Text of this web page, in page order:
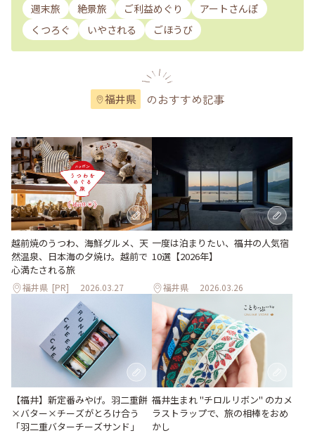
週末旅 絶景旅 ご利益めぐり
アートさんぽ
くつろぐ
いやされる ごほうび
福井県 のおすすめ記事
越前焼のうつわ、海鮮グルメ、天
然温泉、日本海の夕焼け。越前で
心満たされる旅
福井県 [PR] 2026.03.27
一度は泊まりたい、福井の人気宿
10選【2026年】
福井県 2026.03.26
【福井】新定番みやげ。羽二重餅
×バター×チーズがとろけ合う
「羽二重バターチーズサンド」
福井生まれ "チロルリボン" のカメ
ラストラップで、旅の相棒をおめ
かし